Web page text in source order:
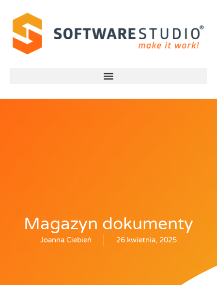
Magazyn dokumenty
Joanna Ciebień 26 kwietnia, 2025